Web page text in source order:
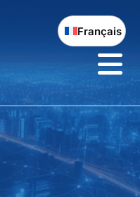
Français